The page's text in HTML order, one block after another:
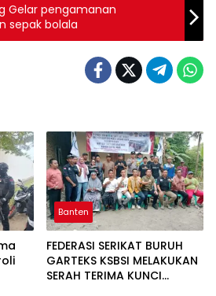
Gelar pengamanan
sepak bolala
Banten
FEDERASI SERIKAT BURUH
GARTEKS KSBSI MELAKUKAN
SERAH TERIMA KUNCI